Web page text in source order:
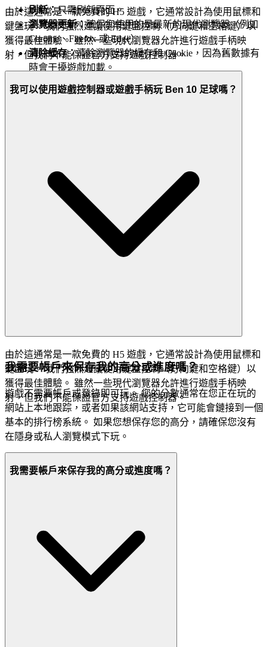
刷新：只需刷新頁面。
瀏覽器更新：確保您使用的是最新的現代瀏覽器（例如
Chrome、Firefox 或 Edge）。
清除緩存：清除瀏覽器的緩存和 Cookie，因為舊數據有
時會干擾遊戲加載。
檢查連接： 確保您的互聯網連接穩定。
由於這通常是一款免費的 H5 遊戲，它通常設計為使用鼠標和
鍵盤玩。 我們強烈建議使用鍵盤控制（方向鍵和空格鍵）以
獲得最佳體驗。 雖然一些現代瀏覽器允許進行遊戲手柄映
射，但我們不能保證官方支持遊戲控制器。
我可以使用遊戲控制器或遊戲手柄玩 Ben 10 足球嗎？
由於這通常是一款免費的 H5 遊戲，它通常設計為使用鼠標和
鍵盤玩。 我們強烈建議使用鍵盤控制（方向鍵和空格鍵）以
獲得最佳體驗。 雖然一些現代瀏覽器允許進行遊戲手柄映
射，但我們不能保證官方支持遊戲控制器。
我需要帳戶來保存我的高分或進度嗎？
遊戲不需要帳戶或登錄即可玩。 您的分數通常在您正在玩的
網站上本地跟踪，或者如果該網站支持，它可能會鏈接到一個
基本的排行榜系統。 如果您想保存您的高分，請確保您沒有
在隱身或私人瀏覽模式下玩。
我需要帳戶來保存我的高分或進度嗎？